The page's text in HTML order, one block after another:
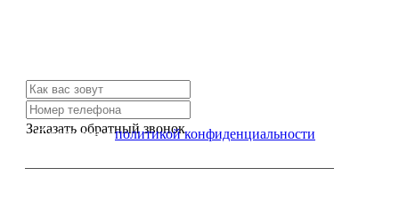
Заказать обратный звонок
Я согласен сполитикой конфиденциальности